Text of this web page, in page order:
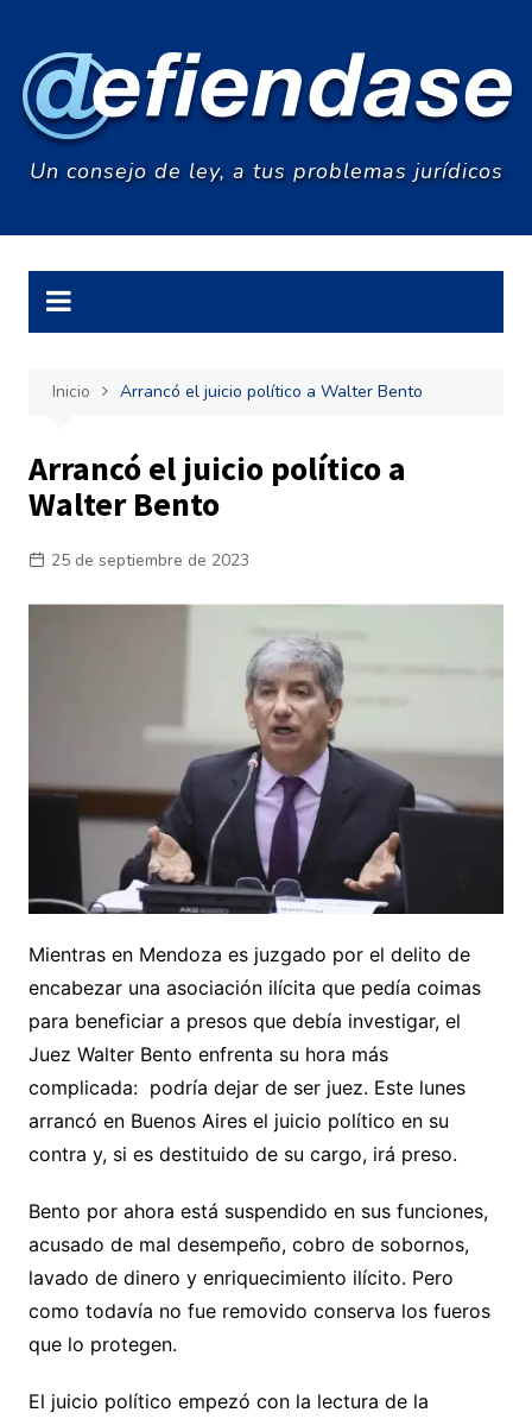
contenido
Un consejo de ley, a tus problemas jurídicos
Inicio Arrancó el juicio político a Walter Bento
Arrancó el juicio político a
Walter Bento
25 de septiembre de 2023
Mientras en Mendoza es juzgado por el delito de
encabezar una asociación ilícita que pedía coimas
para beneficiar a presos que debía investigar, el
Juez Walter Bento enfrenta su hora más
complicada: podría dejar de ser juez. Este lunes
arrancó en Buenos Aires el juicio político en su
contra y, si es destituido de su cargo, irá preso.
Bento por ahora está suspendido en sus funciones,
acusado de mal desempeño, cobro de sobornos,
lavado de dinero y enriquecimiento ilícito. Pero
como todavía no fue removido conserva los fueros
que lo protegen.
El juicio político empezó con la lectura de la